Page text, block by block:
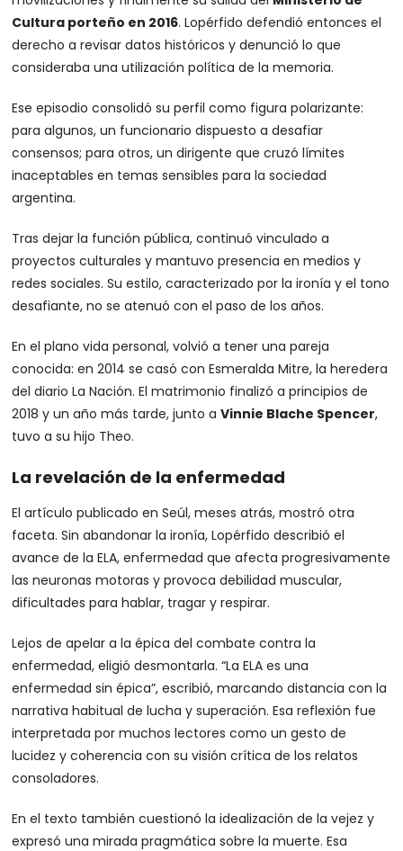
Cultura porteño en 2016. Lopérfido defendió entonces el
derecho a revisar datos históricos y denunció lo que
consideraba una utilización política de la memoria.
Ese episodio consolidó su perfil como figura polarizante:
para algunos, un funcionario dispuesto a desafiar
consensos; para otros, un dirigente que cruzó límites
inaceptables en temas sensibles para la sociedad
argentina.
Tras dejar la función pública, continuó vinculado a
proyectos culturales y mantuvo presencia en medios y
redes sociales. Su estilo, caracterizado por la ironía y el tono
desafiante, no se atenuó con el paso de los años.
En el plano vida personal, volvió a tener una pareja
conocida: en 2014 se casó con Esmeralda Mitre, la heredera
del diario La Nación. El matrimonio finalizó a principios de
2018 y un año más tarde, junto aVinnie Blache Spencer,
tuvo a su hijo Theo.
La revelación de la enfermedad
El artículo publicado en Seúl, meses atrás, mostró otra
faceta. Sin abandonar la ironía, Lopérfido describió el
avance de la ELA, enfermedad que afecta progresivamente
las neuronas motoras y provoca debilidad muscular,
dificultades para hablar, tragar y respirar.
Lejos de apelar a la épica del combate contra la
enfermedad, eligió desmontarla. “La ELA es una
enfermedad sin épica”, escribió, marcando distancia con la
narrativa habitual de lucha y superación. Esa reflexión fue
interpretada por muchos lectores como un gesto de
lucidez y coherencia con su visión crítica de los relatos
consoladores.
En el texto también cuestionó la idealización de la vejez y
expresó una mirada pragmática sobre la muerte. Esa